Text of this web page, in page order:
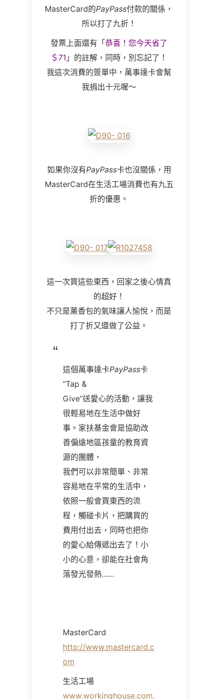
MasterCard的PayPass付款的關係，
所以打了九折！
發票上面還有「 恭喜！您今天省了
＄71 」的註解，同時，別忘記了！
我這次消費的簽單中，萬事達卡會幫
我捐出十元喔～
如果你沒有PayPass卡也沒關係，用
MasterCard在生活工場消費也有九五
折的優惠。
這一次買這些東西，回家之後心情真
的超好！
不只是薰香包的氣味讓人愉悅，而是
打了折又還做了公益。
這個萬事達卡PayPass卡
“Tap &
Give”送愛心的活動，讓我
很輕易地在生活中做好
事。家扶基金會是協助改
善偏遠地區孩童的教育資
源的團體，
我們可以非常簡單、非常
容易地在平常的生活中，
依照一般會買東西的流
程，觸碰卡片，把購買的
費用付出去，同時也把你
的愛心給傳遞出去了！小
小的心意，卻能在社會角
落發光發熱……
MasterCard
http://www.mastercard.c
om
生活工場
www.workinghouse.com.